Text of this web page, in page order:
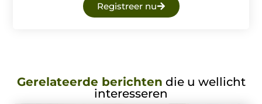
Registreer nu
Gerelateerde berichten die u wellicht
interesseren